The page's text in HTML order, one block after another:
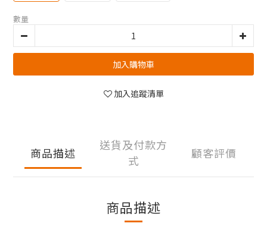
數量
加入購物車
加入追蹤清單
商品描述
送貨及付款方
式
顧客評價
商品描述